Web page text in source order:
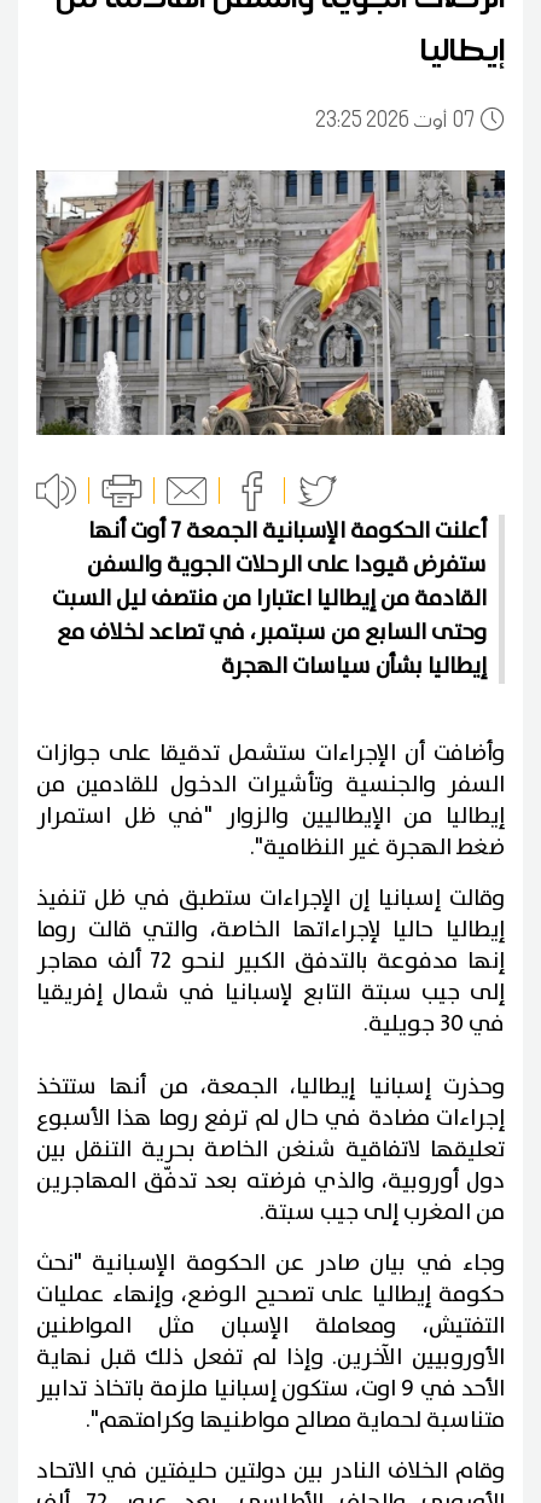
إيطاليا
0723:25 2026 أوت
أعلنت الحكومة الإسبانية الجمعة 7 أوت أنها
ستفرض قيودا على الرحلات الجوية والسفن
القادمة من إيطاليا اعتبارا من منتصف ليل السبت
وحتى السابع من سبتمبر، في تصاعد لخلاف مع
إيطاليا بشأن سياسات الهجرة
وأضافت أن الإجراءات ستشمل تدقيقا على جوازات
السفر والجنسية وتأشيرات الدخول للقادمين من
إيطاليا من الإيطاليين والزوار "في ظل استمرار
ضغط الهجرة غير النظامية".
وقالت إسبانيا إن الإجراءات ستطبق في ظل تنفيذ
إيطاليا حاليا لإجراءاتها الخاصة، والتي قالت روما
إنها مدفوعة بالتدفق الكبير لنحو 72 ألف مهاجر
إلى جيب سبتة التابع لإسبانيا في شمال إفريقيا
في 30 جويلية.
وحذرت إسبانيا إيطاليا، الجمعة، من أنها ستتخذ
إجراءات مضادة في حال لم ترفع روما هذا الأسبوع
تعليقها لاتفاقية شنغن الخاصة بحرية التنقل بين
دول أوروبية، والذي فرضته بعد تدفّق المهاجرين
من المغرب إلى جيب سبتة.
وجاء في بيان صادر عن الحكومة الإسبانية "نحث
حكومة إيطاليا على تصحيح الوضع، وإنهاء عمليات
التفتيش، ومعاملة الإسبان مثل المواطنين
الأوروبيين الآخرين. وإذا لم تفعل ذلك قبل نهاية
الأحد في 9 اوت، ستكون إسبانيا ملزمة باتخاذ تدابير
متناسبة لحماية مصالح مواطنيها وكرامتهم".
وقام الخلاف النادر بين دولتين حليفتين في الاتحاد